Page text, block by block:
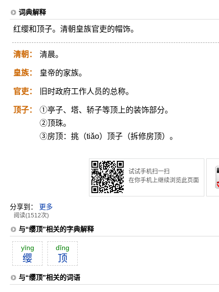
词典解释
红缨和顶子。清朝皇族官吏的帽饰。
清朝： 清晨。
皇族： 皇帝的家族。
官吏： 旧时政府工作人员的总称。
顶子：
①亭子、塔、轿子等顶上的装饰部分。
②顶珠。
③房顶：挑（tiǎo）顶子（拆修房顶）。
试试手机扫一扫
在你手机上继续浏览此页面
分享到： 更多
阅读(1512次)
与“缨顶”相关的字典解释
yīng
缨
dĭng
顶
与“缨顶”相关的词语